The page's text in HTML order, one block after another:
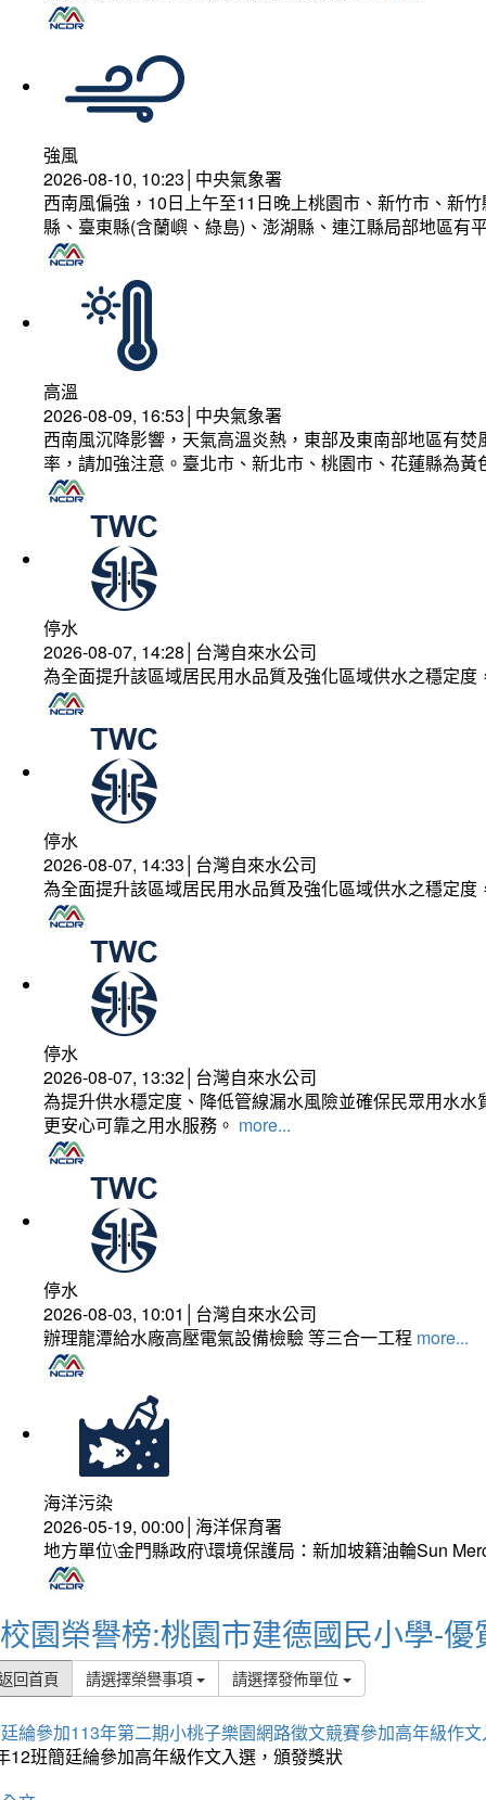
強風
2026-08-10, 10:23│中央氣象署
西南風偏強，10日上午至11日晚上桃園市、新竹市、新
縣、臺東縣(含蘭嶼、綠島)、澎湖縣、連江縣局部地區
高溫
2026-08-09, 16:53│中央氣象署
西南風沉降影響，天氣高溫炎熱，東部及東南部地區有
率，請加強注意。臺北市、新北市、桃園市、花蓮縣為
停水
2026-08-07, 14:28│台灣自來水公司
為全面提升該區域居民用水品質及強化區域供水之穩定
停水
2026-08-07, 14:33│台灣自來水公司
為全面提升該區域居民用水品質及強化區域供水之穩定
停水
2026-08-07, 13:32│台灣自來水公司
為提升供水穩定度、降低管線漏水風險並確保民眾用水
更安心可靠之用水服務。 more...
停水
2026-08-03, 10:01│台灣自來水公司
辦理龍潭給水廠高壓電氣設備檢驗 等三合一工程 more...
海洋污染
2026-05-19, 00:00│海洋保育署
地方單位\金門縣政府\環境保護局：新加坡籍油輪Sun
校園榮譽榜:桃園市建德國民小學-優
回首頁 請選擇榮譽事項 請選擇發佈單位
綸參加113年第二期小桃子樂園網路徵文競賽參加高年級作
12班簡廷綸參加高年級作文入選，頒發獎狀